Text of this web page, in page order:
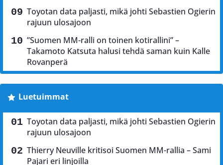
Toyotan data paljasti, mikä johti Sebastien Ogierin
rajuun ulosajoon
”Suomen MM-ralli on toinen kotirallini” –
Takamoto Katsuta halusi tehdä saman kuin Kalle
Rovanperä
Luetuimmat
Toyotan data paljasti, mikä johti Sebastien Ogierin
rajuun ulosajoon
Thierry Neuville kritisoi Suomen MM-rallia – Sami
Pajari eri linjoilla